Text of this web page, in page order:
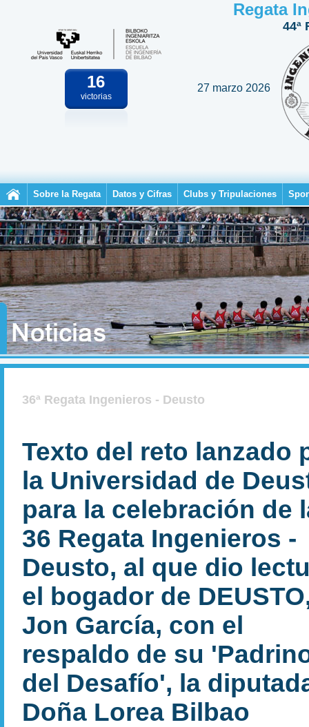
16
victorias
Regata
44ª
27 marzo 2026
Sobre la Regata Datos y Cifras Clubs y Tripulaciones
36ª Regata Ingenieros - Deusto
Texto del reto lanzado
la Universidad de
para la celebración de
36 Regata Ingenieros -
Deusto, al que dio
el bogador de
Jon García, con el
respaldo de su
del Desafío', la
Doña Lorea Bilbao